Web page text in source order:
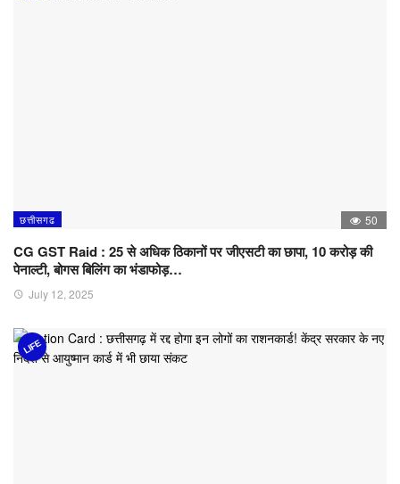
छत्तीसगढ 50
CG GST Raid : 25 से अधिक ठिकानों पर जीएसटी का छापा, 10 करोड़ की
पेनाल्टी, बोगस बिलिंग का भंडाफोड़…
July 12, 2025
LIFE